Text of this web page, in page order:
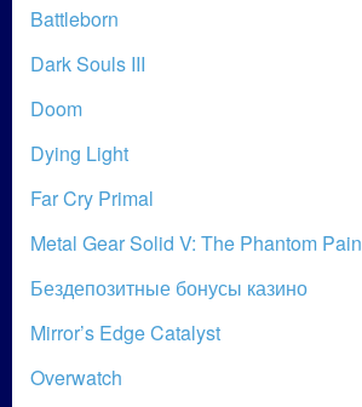
Battleborn
Dark Souls III
Doom
Dying Light
Far Cry Primal
Metal Gear Solid V: The Phantom Pain
Бездепозитные бонусы казино
Mirror’s Edge Catalyst
Overwatch